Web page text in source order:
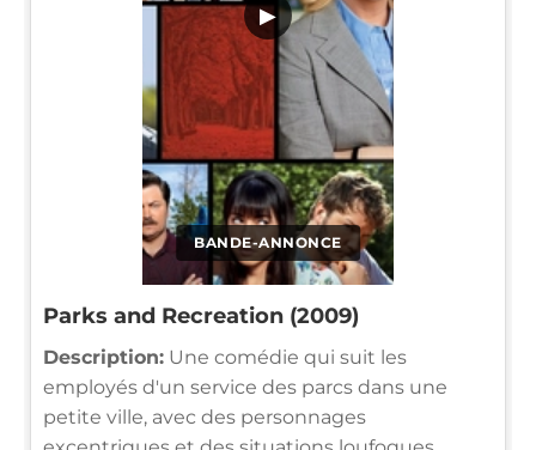
BANDE-ANNONCE
▶
Parks and Recreation (2009)
Description: Une comédie qui suit les
employés d'un service des parcs dans une
petite ville, avec des personnages